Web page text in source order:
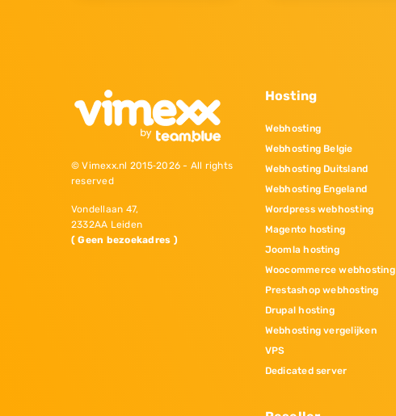
© Vimexx.nl 2015‐2026 - All rights
reserved
Vondellaan 47,
2332AA Leiden
( Geen bezoekadres )
Hosting
Webhosting
Webhosting Belgie
Webhosting Duitsland
Webhosting Engeland
Wordpress webhosting
Magento hosting
Joomla hosting
Woocommerce webhosting
Prestashop webhosting
Drupal hosting
Webhosting vergelijken
VPS
Dedicated server